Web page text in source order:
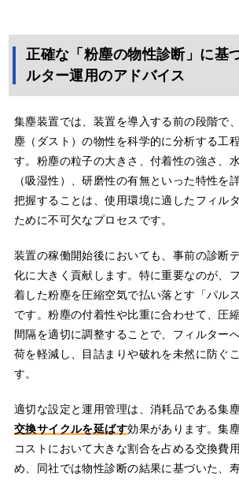
正確な「粉塵の物性診断」に基
ルター運用のアドバイス
集塵装置では、装置を導入する前の段階で
塵（ダスト）の物性を科学的に分析する工
す。粉塵の粒子の大きさ、付着性の強さ、
（吸湿性）、研磨性の有無といった特性を
把握することは、使用環境に適したフィル
ために不可欠なプロセスです。
装置の稼働開始後においても、事前の診断
化に大きく貢献します。特に重要なのが、
着した粉塵を圧縮空気で払い落とす「パル
です。粉塵の付着性や比重に合わせて、圧
間隔を適切に調整することで、フィルター
荷を軽減し、目詰まりや破れを未然に防ぐ
す。
適切な設定と運用管理は、消耗品である集
交換サイクルを延ばす効果があります。集
コストにおいて大きな割合を占める交換費
め、同社では物性診断の結果に基づいた、